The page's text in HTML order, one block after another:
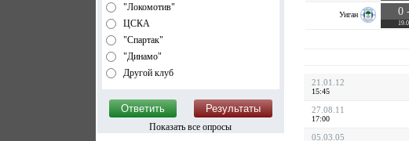
"Локомотив"
ЦСКА
"Спартак"
"Динамо"
Другой клуб
Показать все опросы
Уиган 0
21.01.12
15:45
27.08.11
17:00
05.03.05